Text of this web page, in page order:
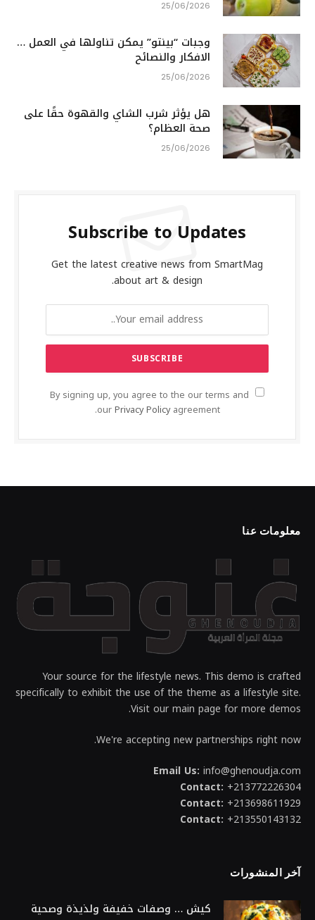
25/06/2026
وجبات “بينتو” يمكن تناولها في العمل …
الافكار والنصائح
25/06/2026
هل يؤثر شرب الشاي والقهوة حقًا على
صحة العظام؟
25/06/2026
Subscribe to Updates
Get the latest creative news from SmartMag
about art & design.
By signing up, you agree to the our terms and
ourPrivacy Policyagreement.
معلومات عنا
Your source for the lifestyle news. This demo is crafted
specifically to exhibit the use of the theme as a lifestyle site.
Visit our main page for more demos.
We're accepting new partnerships right now.
Email Us: info@ghenoudja.com
Contact: +213772226304
Contact: +213698611929
Contact: +213550143132
آخر المنشورات
كيش … وصفات خفيفة ولذيذة وصحية